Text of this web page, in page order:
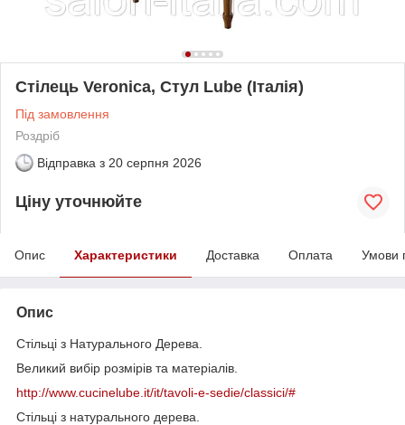
Стілець Veronica, Стул Lube (Італія)
Під замовлення
Роздріб
Відправка з 20 серпня 2026
Ціну уточнюйте
Опис Характеристики Доставка Оплата Умови
Опис
Стільці з Натурального Дерева.
Великий вибір розмірів та матеріалів.
http://www.cucinelube.it/it/tavoli-e-sedie/classici/#
Стільці з натурального дерева.